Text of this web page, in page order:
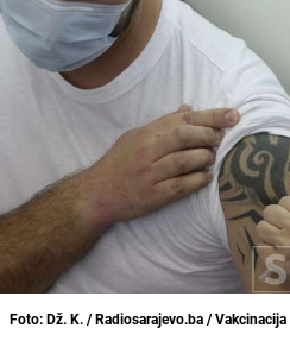
Foto: Dž. K. / Radiosarajevo.ba / Vakcinacija